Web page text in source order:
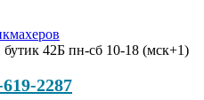
42Б пн-сб 10-18 (мск+1)
2287